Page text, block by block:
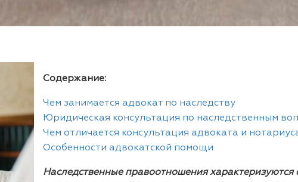
Содержание:
Чем занимается адвокат по наследству
Юридическая консультация по наследственным
Чем отличается консультация адвоката и
Особенности адвокатской помощи
Наследственные правоотношения характеризуются